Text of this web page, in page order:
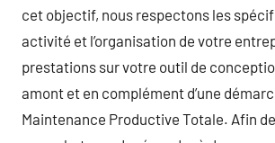
cet objectif, nous respectons les
activité et l’organisation de votre
prestations sur votre outil de
amont et en complément d’une
Maintenance Productive Totale. Afin